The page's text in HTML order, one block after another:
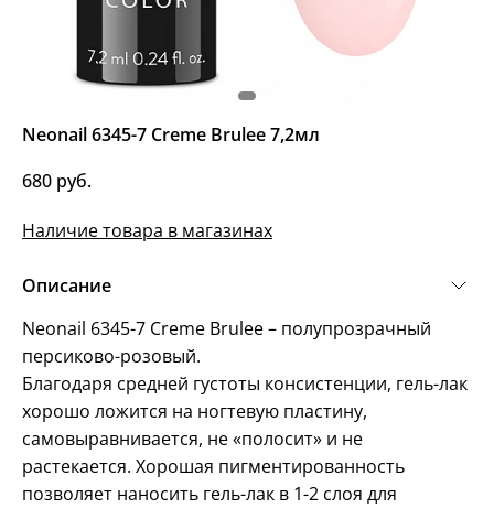
Neonail 6345-7 Creme Brulee 7,2мл
680 руб.
Наличие товара в магазинах
Описание
Neonail 6345-7 Creme Brulee – полупрозрачный
персиково-розовый.
Благодаря средней густоты консистенции, гель-лак
хорошо ложится на ногтевую пластину,
самовыравнивается, не «полосит» и не
растекается. Хорошая пигментированность
позволяет наносить гель-лак в 1-2 слоя для